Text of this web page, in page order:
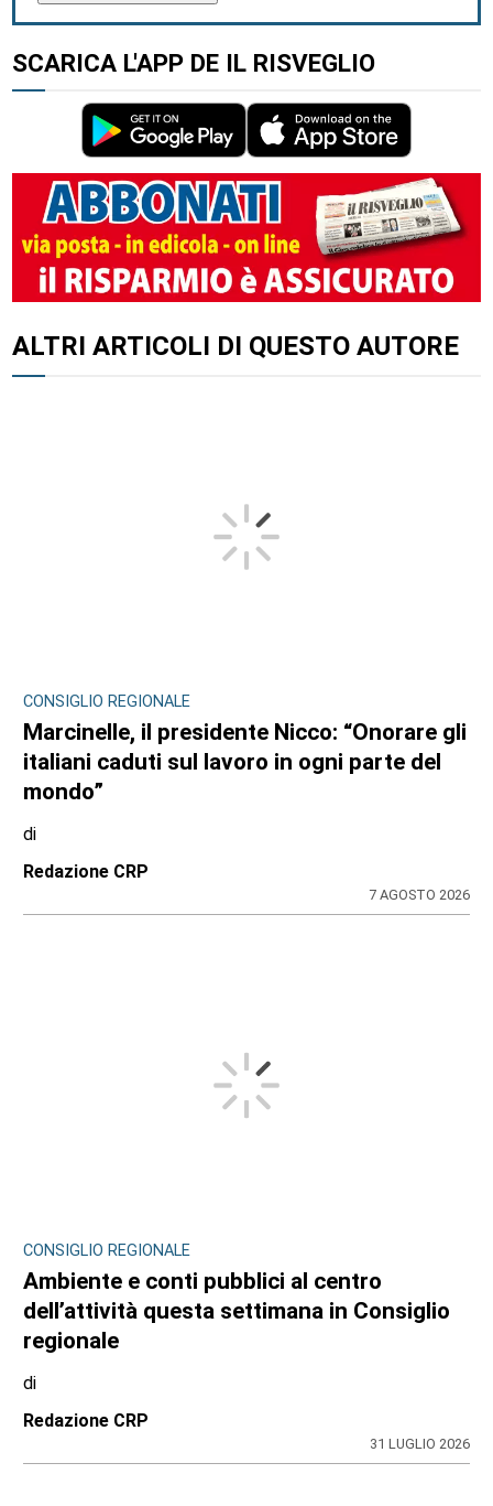
SCARICA L'APP DE IL RISVEGLIO
ALTRI ARTICOLI DI QUESTO AUTORE
CONSIGLIO REGIONALE
Marcinelle, il presidente Nicco: “Onorare gli
italiani caduti sul lavoro in ogni parte del
mondo”
di
Redazione CRP
7 AGOSTO 2026
CONSIGLIO REGIONALE
Ambiente e conti pubblici al centro
dell’attività questa settimana in Consiglio
regionale
di
Redazione CRP
31 LUGLIO 2026